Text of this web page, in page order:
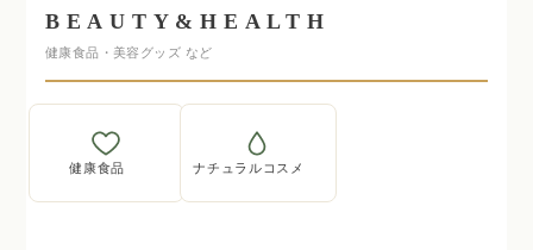
BEAUTY&HEALTH
健康食品・美容グッズ など
健康食品 ナチュラルコスメ